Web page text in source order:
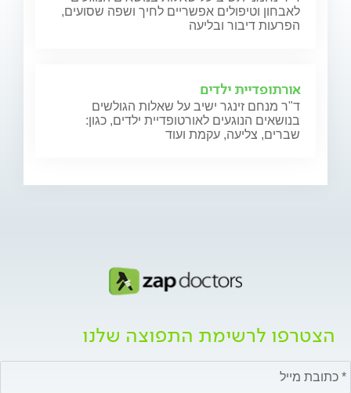
לאבחון וטיפולים אפשריים לחיך ושפה שסועים,
הפרעות דיבור ובליעה
אורתופדיית ילדים
ד"ר מנחם זינגר ישיב על שאלות הגולשים
בנושאים הנוגעים לאורטופדיית ילדים, כגון:
שברים, צליעה, עקמת ועוד
הצטרפו לרשימת התפוצה שלנו